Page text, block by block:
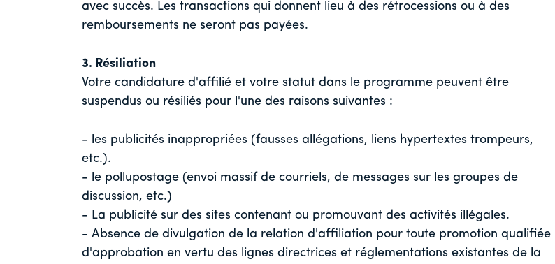
avec succès. Les transactions qui donnent lieu à des rétrocessions ou à des
remboursements ne seront pas payées.
3. Résiliation
Votre candidature d'affilié et votre statut dans le programme peuvent être
suspendus ou résiliés pour l'une des raisons suivantes :
- les publicités inappropriées (fausses allégations, liens hypertextes trompeurs,
etc.).
- le pollupostage (envoi massif de courriels, de messages sur les groupes de
discussion, etc.)
- La publicité sur des sites contenant ou promouvant des activités illégales.
- Absence de divulgation de la relation d'affiliation pour toute promotion qualifiée
d'approbation en vertu des lignes directrices et réglementations existantes de la